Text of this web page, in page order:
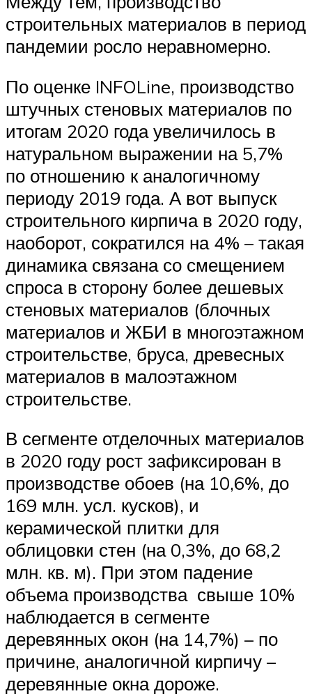
строительных материалов в период
пандемии росло неравномерно.
По оценке INFOLine, производство
штучных стеновых материалов по
итогам 2020 года увеличилось в
натуральном выражении на 5,7%
по отношению к аналогичному
периоду 2019 года. А вот выпуск
строительного кирпича в 2020 году,
наоборот, сократился на 4% – такая
динамика связана со смещением
спроса в сторону более дешевых
стеновых материалов (блочных
материалов и ЖБИ в многоэтажном
строительстве, бруса, древесных
материалов в малоэтажном
строительстве.
В сегменте отделочных материалов
в 2020 году рост зафиксирован в
производстве обоев (на 10,6%, до
169 млн. усл. кусков), и
керамической плитки для
облицовки стен (на 0,3%, до 68,2
млн. кв. м). При этом падение
объема производства свыше 10%
наблюдается в сегменте
деревянных окон (на 14,7%) – по
причине, аналогичной кирпичу –
деревянные окна дороже.